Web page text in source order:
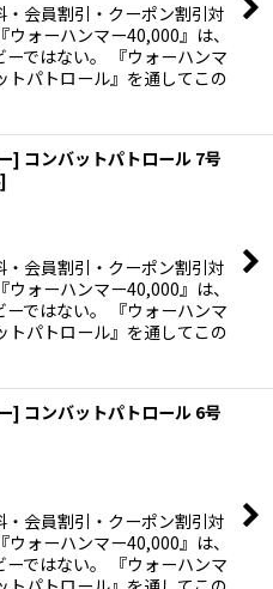
・会員割引・クーポン割引対
ォーハンマー40,000』は、
ではない。 『ウォーハンマ
トパトロール』を通してこの
] コンバットパトロール 7号
]
・会員割引・クーポン割引対
ォーハンマー40,000』は、
ではない。 『ウォーハンマ
トパトロール』を通してこの
] コンバットパトロール 6号
・会員割引・クーポン割引対
ォーハンマー40,000』は、
ではない。 『ウォーハンマ